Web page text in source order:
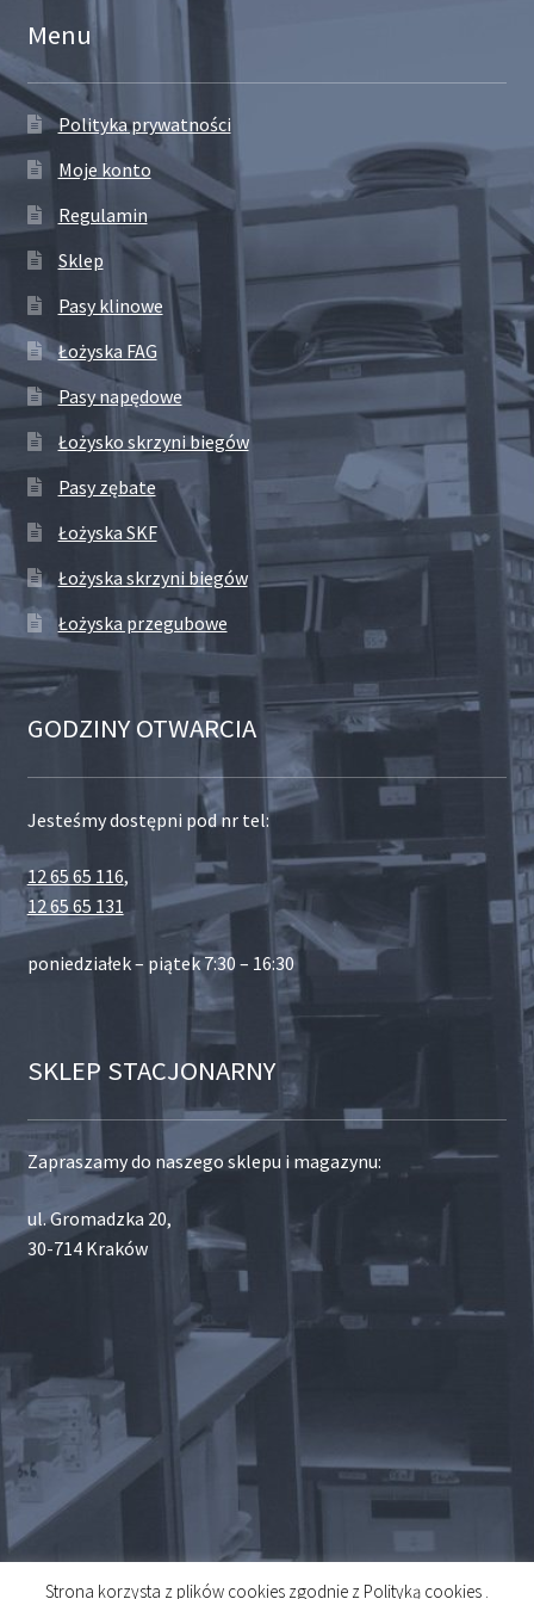
Menu
Polityka prywatności
Moje konto
Regulamin
Sklep
Pasy klinowe
Łożyska FAG
Pasy napędowe
Łożysko skrzyni biegów
Pasy zębate
Łożyska SKF
Łożyska skrzyni biegów
Łożyska przegubowe
GODZINY OTWARCIA
Jesteśmy dostępni pod nr tel:
12 65 65 116,
12 65 65 131
poniedziałek – piątek 7:30 – 16:30
SKLEP STACJONARNY
Zapraszamy do naszego sklepu i magazynu:
ul. Gromadzka 20,
30-714 Kraków
Strona korzysta z plików cookies zgodnie z Polityką cookies .